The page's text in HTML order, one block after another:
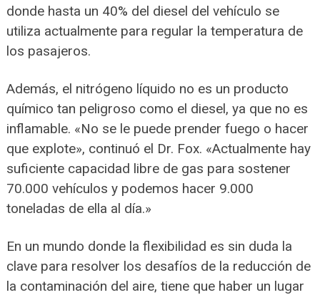
donde hasta un 40% del diesel del vehículo se
utiliza actualmente para regular la temperatura de
los pasajeros.
Además, el nitrógeno líquido no es un producto
químico tan peligroso como el diesel, ya que no es
inflamable. «No se le puede prender fuego o hacer
que explote», continuó el Dr. Fox. «Actualmente hay
suficiente capacidad libre de gas para sostener
70.000 vehículos y podemos hacer 9.000
toneladas de ella al día.»
En un mundo donde la flexibilidad es sin duda la
clave para resolver los desafíos de la reducción de
la contaminación del aire, tiene que haber un lugar